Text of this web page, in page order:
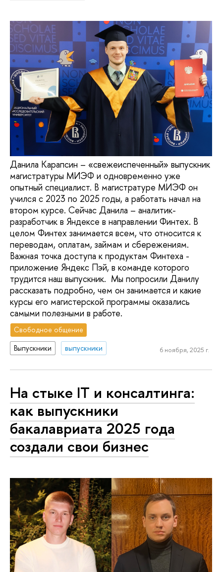
Данила Карапсин – «свежеиспеченный» выпускник
магистратуры МИЭФ и одновременно уже
опытный специалист. В магистратуре МИЭФ он
учился с 2023 по 2025 годы, а работать начал на
втором курсе. Сейчас Данила – аналитик-
разработчик в Яндексе в направлении Финтех. В
целом Финтех занимается всем, что относится к
переводам, оплатам, займам и сбережениям.
Важная точка доступа к продуктам Финтеха -
приложение Яндекс Пэй, в команде которого
трудится наш выпускник. Мы попросили Данилу
рассказать подробно, чем он занимается и какие
курсы его магистерской программы оказались
самыми полезными в работе.
Свободное общение
Выпускники
выпускники 6 ноября, 2025 г.
На стыке IT и консалтинга:
как выпускники
бакалавриата 2025 года
создали свои бизнес